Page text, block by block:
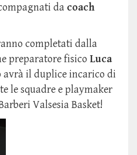
da coach
completati dalla
preparatore fisico Luca
avrà il duplice incarico di
le squadre e playmaker
Valsesia Basket!